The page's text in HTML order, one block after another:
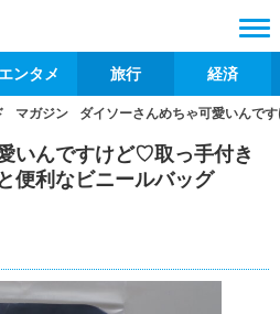
エンタメ 旅行 経済
マガジン ダイソーさんめちゃ可愛いんで
いんですけど♡取っ手付き
便利なビニールバッグ